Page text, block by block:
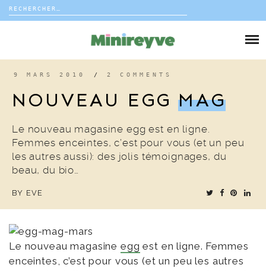
Rechercher :
DÉCO
VOYAGE
COUP DE COEUR
9 MARS 2010 / 2 COMMENTS
NOUVEAU EGGMAG
Le nouveau magasine egg est en ligne.
Femmes enceintes, c’est pour vous (et un peu
les autres aussi): des jolis témoignages, du
beau, du bio…
BY EVE
Le nouveau magasineegg est en ligne. Femmes
enceintes, c’est pour vous (et un peu les autres